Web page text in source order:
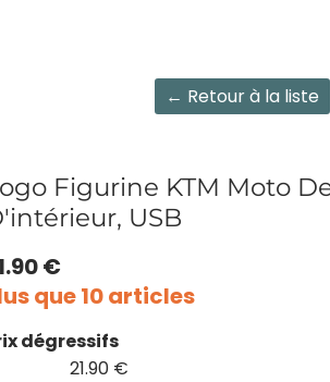
← Retour à la liste
Figurine KTM Moto
USB
€
que 10 articles
dégressifs
21.90 €